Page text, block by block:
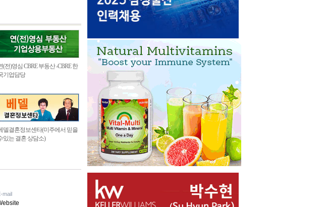
(전)영심 CBRE 부동산 -CBRE 한
기업담당
델결혼정보센타(미주에서 믿을
있는 결혼 상담소)
mail